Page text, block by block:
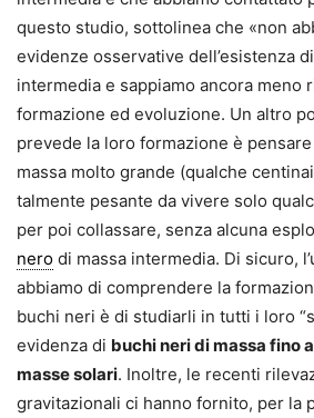
questo studio, sottolinea che «non
evidenze osservative dell’esistenza
intermedia e sappiamo ancora meno
formazione ed evoluzione. Un altro
prevede la loro formazione è
massa molto grande (qualche
talmente pesante da vivere solo
per poi collassare, senza alcuna
nero di massa intermedia. Di sicuro,
abbiamo di comprendere la
buchi neri è di studiarli in tutti i loro
evidenza di buchi neri di massa fino
masse solari. Inoltre, le recenti
gravitazionali ci hanno fornito, per la